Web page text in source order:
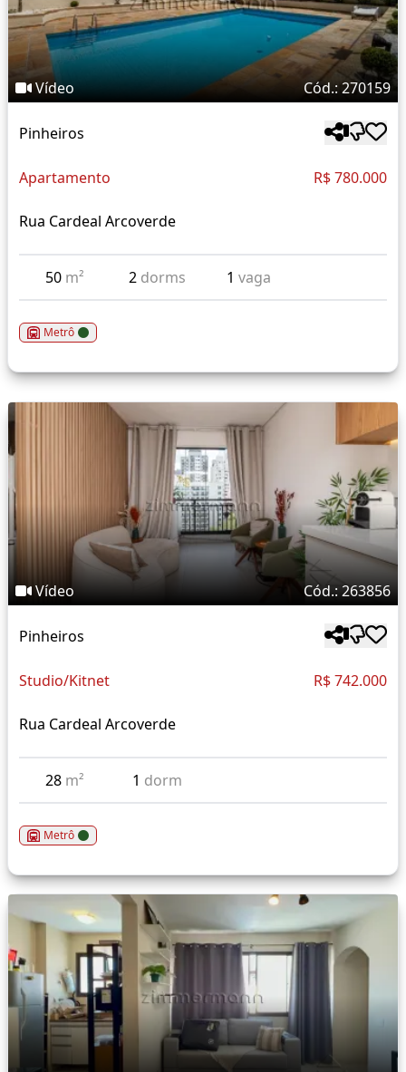
Vídeo Cód.: 270159
Pinheiros
Apartamento R$ 780.000
Rua Cardeal Arcoverde
50 m² 2 dorms 1vaga
Metrô
Vídeo Cód.: 263856
Pinheiros
Studio/Kitnet R$ 742.000
Rua Cardeal Arcoverde
28 m² 1 dorm
Metrô